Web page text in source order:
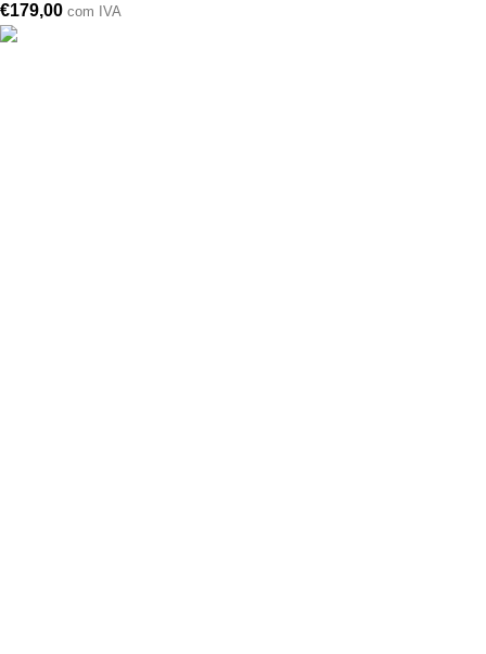
€179,00 com IVA